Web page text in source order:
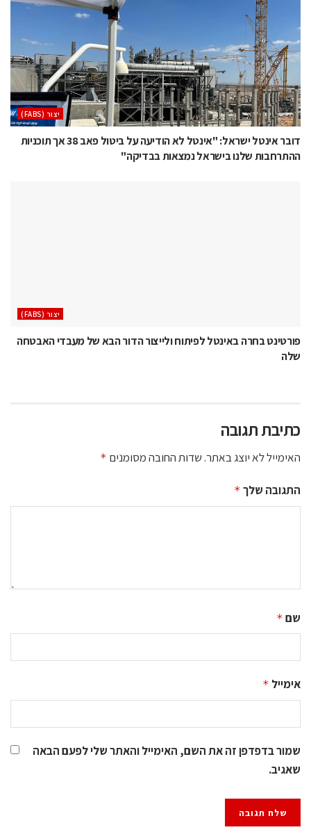
‫יצור (‪(FABS‬‬
דובר אינטל ישראל: "אינטל לא הודיעה על ביטול פאב 38 אך תוכניות
ההתרחבות שלנו בישראל נמצאות בבדיקה"
‫יצור (‪(FABS‬‬
פורטינט בחרה באינטל לפיתוח ולייצור הדור הבא של מעבדי האבטחה
שלה
כתיבת תגובה
האימייל לא יוצג באתר.שדות החובה מסומנים *
התגובה שלך *
שם *
אימייל *
שמור בדפדפן זה את השם, האימייל והאתר שלי לפעם הבאה
שאגיב.